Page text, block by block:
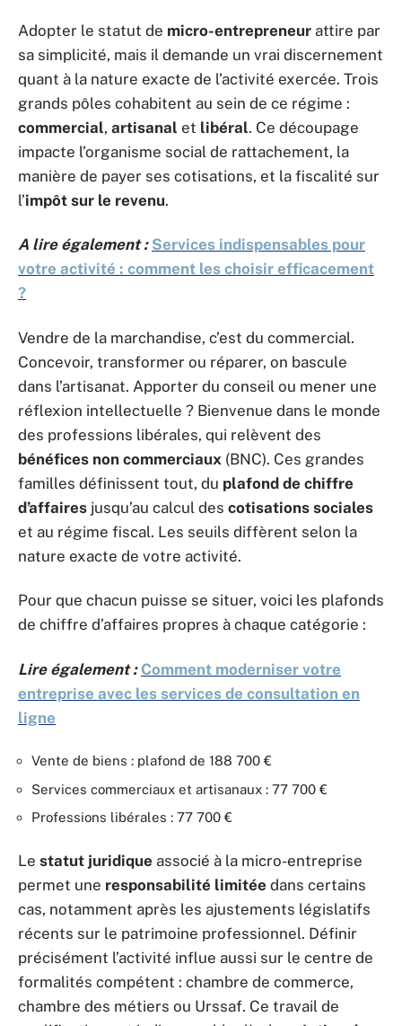
Adopter le statut de micro-entrepreneur attire par
sa simplicité, mais il demande un vrai discernement
quant à la nature exacte de l’activité exercée. Trois
grands pôles cohabitent au sein de ce régime :
commercial, artisanal et libéral. Ce découpage
impacte l’organisme social de rattachement, la
manière de payer ses cotisations, et la fiscalité sur
l’impôt sur le revenu.
A lire également : Services indispensables pour
votre activité : comment les choisir efficacement
?
Vendre de la marchandise, c’est du commercial.
Concevoir, transformer ou réparer, on bascule
dans l’artisanat. Apporter du conseil ou mener une
réflexion intellectuelle ? Bienvenue dans le monde
des professions libérales, qui relèvent des
bénéfices non commerciaux (BNC). Ces grandes
familles définissent tout, du plafond de chiffre
d’affaires jusqu’au calcul des cotisations sociales
et au régime fiscal. Les seuils diffèrent selon la
nature exacte de votre activité.
Pour que chacun puisse se situer, voici les plafonds
de chiffre d’affaires propres à chaque catégorie :
Lire également : Comment moderniser votre
entreprise avec les services de consultation en
ligne
Vente de biens : plafond de 188 700 €
Services commerciaux et artisanaux : 77 700 €
Professions libérales : 77 700 €
Le statut juridique associé à la micro-entreprise
permet une responsabilité limitée dans certains
cas, notamment après les ajustements législatifs
récents sur le patrimoine professionnel. Définir
précisément l’activité influe aussi sur le centre de
formalités compétent : chambre de commerce,
chambre des métiers ou Urssaf. Ce travail de